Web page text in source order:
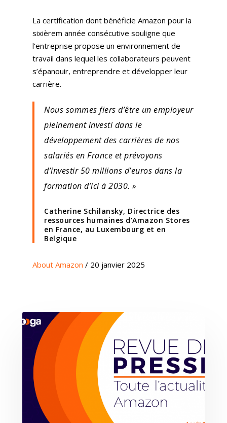
La certification dont bénéficie Amazon pour la
sixièrem année consécutive souligne que
l’entreprise propose un environnement de
travail dans lequel les collaborateurs peuvent
s’épanouir, entreprendre et développer leur
carrière.
Nous sommes fiers d’être un employeur
pleinement investi dans le
développement des carrières de nos
salariés en France et prévoyons
d’investir 50 millions d’euros dans la
formation d’ici à 2030. »
Catherine Schilansky, Directrice des
ressources humaines d’Amazon Stores
en France, au Luxembourg et en
Belgique
About Amazon / 20 janvier 2025
Expertises
Stratégie
Solutions